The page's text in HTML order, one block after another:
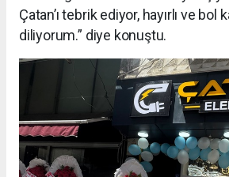
Çatan’ı tebrik ediyor, hayırlı ve bol
diliyorum.” diye konuştu.